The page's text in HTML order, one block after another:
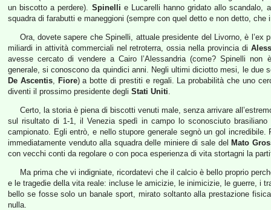
un biscotto a perdere). Spinelli e Lucarelli hanno gridato allo scandalo,
squadra di farabutti e maneggioni (sempre con quel detto e non detto,
Ora, dovete sapere che Spinelli, attuale presidente del Livorno, è l’ex
miliardi in attività commerciali nel retroterra, ossia nella provincia di
avesse cercato di vendere a Cairo l’Alessandria (come? Spinelli non
generale, si conoscono da quindici anni. Negli ultimi diciotto mesi, le due
De Ascentis, Fiore) a botte di prestiti e regali. La probabilità che uno
diventi il prossimo presidente degli Stati Uniti.
Certo, la storia è piena di biscotti venuti male, senza arrivare
sul risultato di 1-1, il Venezia spedì in campo lo sconosciuto brasiliano
campionato. Egli entrò, e nello stupore generale segnò un gol
immediatamente venduto alla squadra delle miniere di sale del Mato
con vecchi conti da regolare o con poca esperienza di vita stortagni la
Ma prima che vi indigniate, ricordatevi che il calcio è bello proprio
e le tragedie della vita reale: incluse le amicizie, le inimicizie, le guerre, i
bello se fosse solo un banale sport, mirato soltanto alla prestazione
nulla.